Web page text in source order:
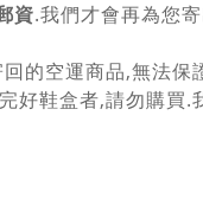
資.我們才會再為您
空運商品,無法保
好鞋盒者,請勿購買.